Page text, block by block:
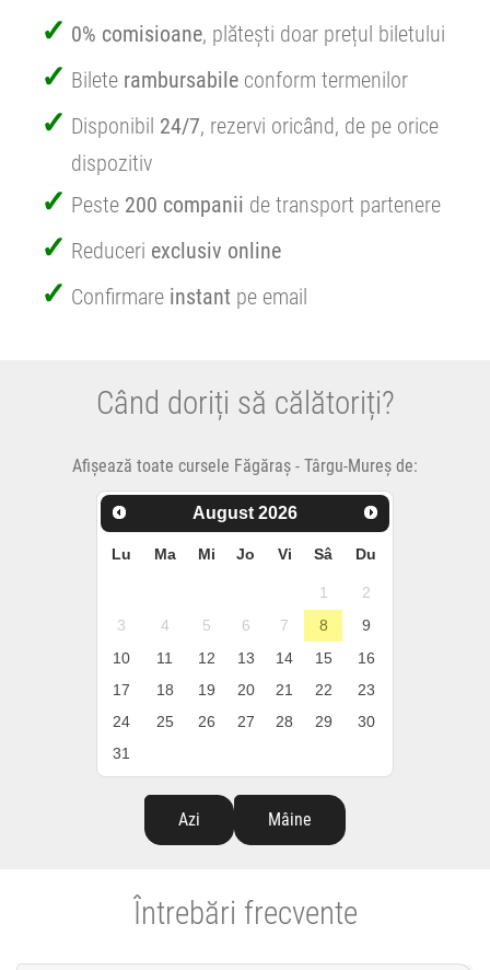
0% comisioane, plătești doar prețul biletului
Bilete rambursabile conform termenilor
Disponibil 24/7, rezervi oricând, de pe orice
dispozitiv
Peste 200 companii de transport partenere
Reduceri exclusiv online
Confirmare instant pe email
Când doriți să călătoriți?
Afișează toate cursele Făgăraș - Târgu-Mureș de:
August 2026
Lu Ma Mi Jo Vi Sâ Du
1
2
3
4 5 6 7 8
9
10
11 12 13 14 15
16
17
18 19 20 21 22
23
24
25 26 27 28 29
30
31
Azi Mâine
Întrebări frecvente